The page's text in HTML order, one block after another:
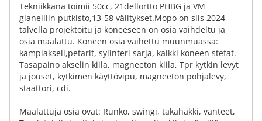
Tekniikkana toimii 50cc, 21dellortto PHBG ja VM
gianelllin putkisto,13-58 välitykset.Mopo on siis 2024
talvella projektoitu ja koneeseen on osia vaihdeltu ja
osia maalattu. Koneen osia vaihettu muunmuassa:
kampiakseli,petarit, sylinteri sarja, kaikki koneen stefat.
Tasapaino akselin kiila, magneeton kiila, Tpr kytkin levyt
ja jouset, kytkimen käyttövipu, magneeton pohjalevy,
staattori, cdi.
Maalattuja osia ovat: Runko, swingi, takahäkki, vanteet,